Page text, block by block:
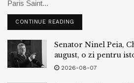
Paris Saint...
CONTINUE READING
Senator Ninel Peia,
august, o zi pentru
2026-08-07